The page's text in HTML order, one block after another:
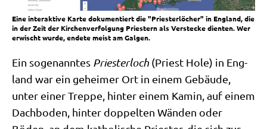
Eine interaktive Karte dokumentiert die "Priesterlöcher" in England, die
in der Zeit der Kirchenverfolgung Priestern als Verstecke dienten. Wer
erwischt wurde, endete meist am Galgen.
Ein soge­nann­tes Prie­ster­loch (Priest Hole) in Eng­
land war ein gehei­mer Ort in einem Gebäu­de,
unter einer Trep­pe, hin­ter einem Kamin, auf einem
Dach­bo­den, hin­ter dop­pel­ten Wän­den oder